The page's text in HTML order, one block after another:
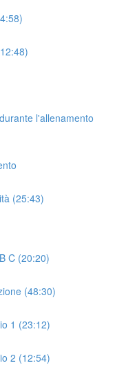
l'allenamento
(25:43)
C (20:20)
(48:30)
1 (23:12)
2 (12:54)